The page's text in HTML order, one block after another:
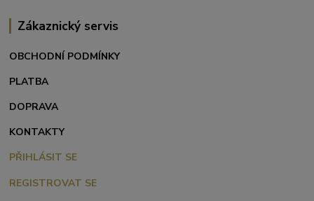
Zákaznický servis
OBCHODNÍ PODMÍNKY
PLATBA
DOPRAVA
KONTAKTY
PŘIHLÁSIT SE
REGISTROVAT SE